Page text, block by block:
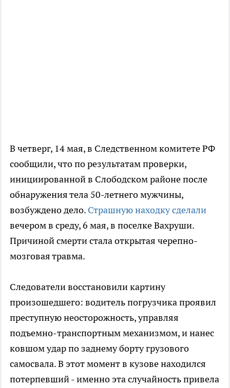
В четверг, 14 мая, в Следственном комитете РФ
сообщили, что по результатам проверки,
инициированной в Слободском районе после
обнаружения тела 50-летнего мужчины,
возбуждено дело. Страшную находку сделали
вечером в среду, 6 мая, в поселке Вахруши.
Причиной смерти стала открытая черепно-
мозговая травма.
Следователи восстановили картину
произошедшего: водитель погрузчика проявил
преступную неосторожность, управляя
подъемно-транспортным механизмом, и нанес
ковшом удар по заднему борту грузового
самосвала. В этот момент в кузове находился
потерпевший - именно эта случайность привела